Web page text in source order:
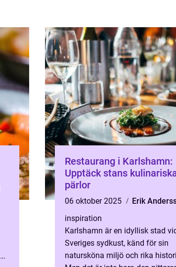
Restaurang i Karlshamn:
Upptäck stans
pärlor
06 oktober 2025
Erik
inspiration
Karlshamn är en idyllisk stad
Sveriges sydkust, känd för sin
natursköna miljö och rika